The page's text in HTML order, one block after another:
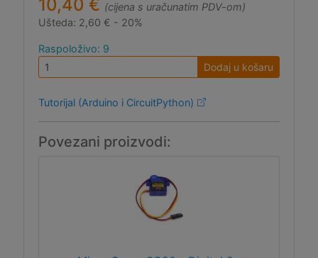
10,40 € (cijena s uračunatim PDV-om)
Ušteda: 2,60 € - 20%
Raspoloživo: 9
Dodaj u košaru
Tutorijal (Arduino i CircuitPython)
Povezani proizvodi: